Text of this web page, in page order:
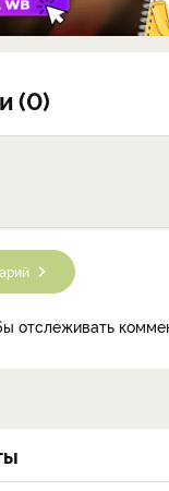
(0)
отслеживать